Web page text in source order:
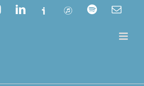
InstagramLinkedIn
Ivoox ITunes Spotify